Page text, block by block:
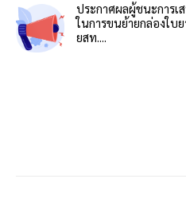
ประกาศผลผู้ชนะการเ
ในการขนย้ายกล่องใ
ยสท....